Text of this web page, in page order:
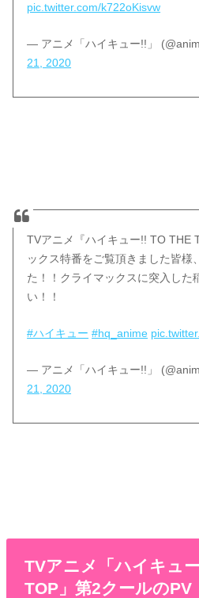
pic.twitter.com/k722oKisvw
— アニメ「ハイキュー!!」
21, 2020
TVアニメ『ハイキュー!! TO THE
ックス特番をご覧頂きました皆様
た！！クライマックスに突入した
い！！
#ハイキュー #hq_anime
— アニメ「ハイキュー!!」
21, 2020
TVアニメ「ハイキュ
TOP」第2クールのPV